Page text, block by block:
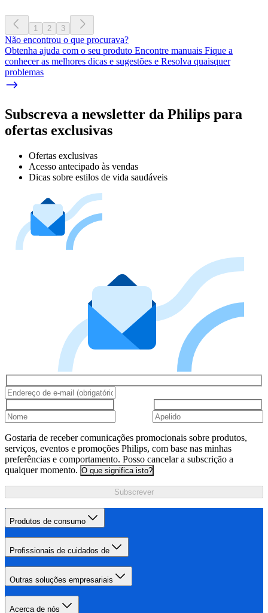
1 2 3
Não encontrou o que procurava?
Obtenha ajuda com o seu produto Encontre manuais Fique a
conhecer as melhores dicas e sugestões e Resolva quaisquer
problemas
Subscreva a newsletter da Philips para
ofertas exclusivas
Ofertas exclusivas
Acesso antecipado às vendas
Dicas sobre estilos de vida saudáveis
Gostaria de receber comunicações promocionais sobre produtos,
serviços, eventos e promoções Philips, com base nas minhas
preferências e comportamento. Posso cancelar a subscrição a
qualquer momento. O que significa isto?
Subscrever
Produtos de consumo
Profissionais de cuidados de
Outras soluções empresariais
Acerca de nós